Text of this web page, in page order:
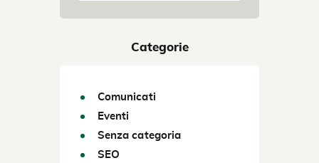
Categorie
Comunicati
Eventi
Senza categoria
SEO